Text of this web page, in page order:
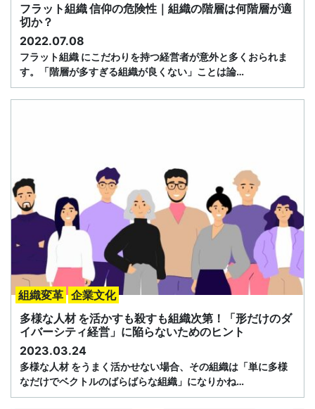
フラット組織 信仰の危険性｜組織の階層は何階層が適
切か？
2022.07.08
フラット組織 にこだわりを持つ経営者が意外と多くおられま
す。「階層が多すぎる組織が良くない」ことは論…
組織変革 企業文化
多様な人材 を活かすも殺すも組織次第！「形だけのダ
イバーシティ経営」に陥らないためのヒント
2023.03.24
多様な人材 をうまく活かせない場合、その組織は「単に多様
なだけでベクトルのばらばらな組織」になりかね…